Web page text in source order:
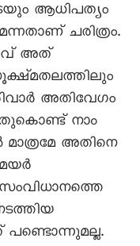
ആധിപത്യം
ചരിത്രം.
അത്
അതിവേഗം
നാം
അതിനെ